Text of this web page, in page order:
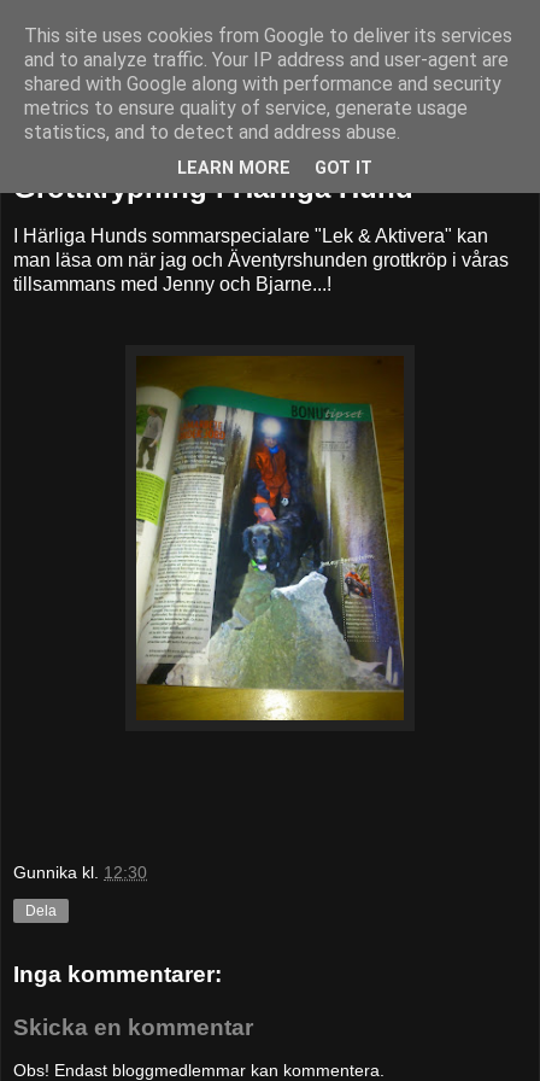
52adventures
Grottkrypning i Härliga Hund
I Härliga Hunds sommarspecialare "Lek & Aktivera" kan
man läsa om när jag och Äventyrshunden grottkröp i våras
tillsammans med Jenny och Bjarne...!
Gunnika kl. 12:30
Dela
Inga kommentarer:
Skicka en kommentar
Obs! Endast bloggmedlemmar kan kommentera.
This site uses cookies from Google to deliver its services
and to analyze traffic. Your IP address and user-agent are
shared with Google along with performance and security
metrics to ensure quality of service, generate usage
statistics, and to detect and address abuse.
LEARN MORE GOT IT